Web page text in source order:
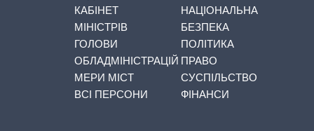
КАБІНЕТ
МІНІСТРІВ
ГОЛОВИ
ОБЛАДМІНІСТРАЦІЙ
МЕРИ МІСТ
ВСІ ПЕРСОНИ
НАЦІОНАЛЬНА
БЕЗПЕКА
ПОЛІТИКА
ПРАВО
СУСПІЛЬСТВО
ФІНАНСИ